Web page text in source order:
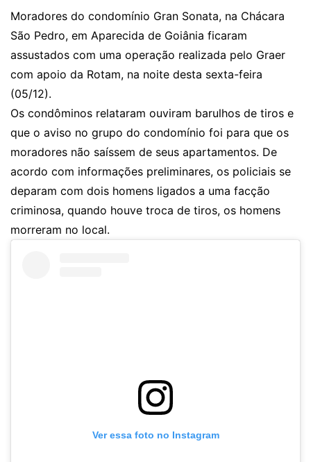
Moradores do condomínio Gran Sonata, na Chácara
São Pedro, em Aparecida de Goiânia ficaram
assustados com uma operação realizada pelo Graer
com apoio da Rotam, na noite desta sexta-feira
(05/12).
Os condôminos relataram ouviram barulhos de tiros e
que o aviso no grupo do condomínio foi para que os
moradores não saíssem de seus apartamentos. De
acordo com informações preliminares, os policiais se
deparam com dois homens ligados a uma facção
criminosa, quando houve troca de tiros, os homens
morreram no local.
Ver essa foto no Instagram